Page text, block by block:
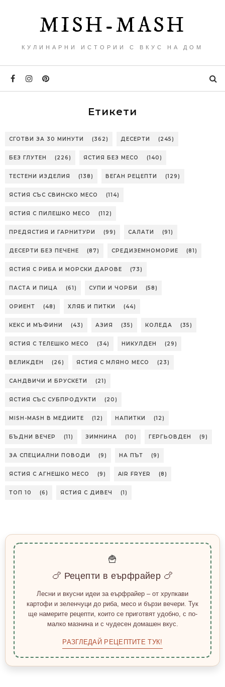
MISH-MASH
КУЛИНАРНИ ИСТОРИИ С ВКУС НА ДОМ
Етикети
СГОТВИ ЗА 30 МИНУТИ (362) ДЕСЕРТИ (245)
БЕЗ ГЛУТЕН (226) ЯСТИЯ БЕЗ МЕСО (140)
ТЕСТЕНИ ИЗДЕЛИЯ (138) ВЕГАН РЕЦЕПТИ (129)
ЯСТИЯ СЪС СВИНСКО МЕСО (114)
ЯСТИЯ С ПИЛЕШКО МЕСО (112)
ПРЕДЯСТИЯ И ГАРНИТУРИ (99) САЛАТИ (91)
ДЕСЕРТИ БЕЗ ПЕЧЕНЕ (87) СРЕДИЗЕМНОМОРИЕ (81)
ЯСТИЯ С РИБА И МОРСКИ ДАРОВЕ (73)
ПАСТА И ПИЦА (61) СУПИ И ЧОРБИ (58)
ОРИЕНТ (48) ХЛЯБ И ПИТКИ (44)
КЕКС И МЪФИНИ (43) АЗИЯ (35) КОЛЕДА (35)
ЯСТИЯ С ТЕЛЕШКО МЕСО (34) НИКУЛДЕН (29)
ВЕЛИКДЕН (26) ЯСТИЯ С МЛЯНО МЕСО (23)
САНДВИЧИ И БРУСКЕТИ (21)
ЯСТИЯ СЪС СУБПРОДУКТИ (20)
MISH-MASH В МЕДИИТЕ (12) НАПИТКИ (12)
БЪДНИ ВЕЧЕР (11) ЗИМНИНА (10) ГЕРГЬОВДЕН (9)
ЗА СПЕЦИАЛНИ ПОВОДИ (9) НА ПЪТ (9)
ЯСТИЯ С АГНЕШКО МЕСО (9) AIR FRYER (8)
ТОП 10 (6) ЯСТИЯ С ДИВЕЧ (1)
🍟
🍗 Рецепти в еърфрайер 🍗
Лесни и вкусни идеи за еърфрайер – от хрупкави
картофи и зеленчуци до риба, месо и бързи вечери. Тук
ще намерите рецепти, които се приготвят удобно, с по-
малко мазнина и с чудесен домашен вкус.
РАЗГЛЕДАЙ РЕЦЕПТИТЕ ТУК!